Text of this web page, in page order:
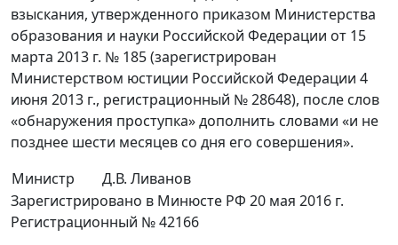
взыскания, утвержденного приказом Министерства
образования и науки Российской Федерации от 15
марта 2013 г. № 185 (зарегистрирован
Министерством юстиции Российской Федерации 4
июня 2013 г., регистрационный № 28648), после слов
«обнаружения проступка» дополнить словами «и не
позднее шести месяцев со дня его совершения».
Министр
Д.В. Ливанов
Зарегистрировано в Минюсте РФ 20 мая 2016 г.
Регистрационный № 42166